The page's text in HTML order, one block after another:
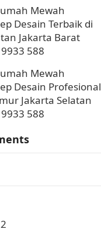
Mewah
Desain Terbaik di
Jakarta Barat
588
Mewah
Desain Profesional
Jakarta Selatan
588